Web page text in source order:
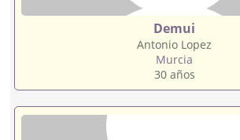
Demui
Antonio Lopez
Murcia
30 años